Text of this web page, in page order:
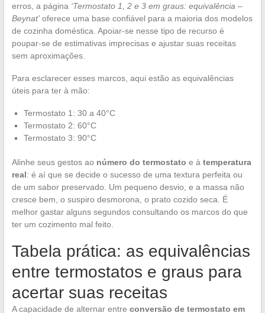
erros, a página ‘Termostato 1, 2 e 3 em graus: equivalência –
Beynat’oferece uma base confiável para a maioria dos modelos
de cozinha doméstica. Apoiar-se nesse tipo de recurso é
poupar-se de estimativas imprecisas e ajustar suas receitas
sem aproximações.
Para esclarecer esses marcos, aqui estão as equivalências
úteis para ter à mão:
Termostato 1: 30 a 40°C
Termostato 2: 60°C
Termostato 3: 90°C
Alinhe seus gestos ao número do termostato e à temperatura
real: é aí que se decide o sucesso de uma textura perfeita ou
de um sabor preservado. Um pequeno desvio, e a massa não
cresce bem, o suspiro desmorona, o prato cozido seca. É
melhor gastar alguns segundos consultando os marcos do que
ter um cozimento mal feito.
Tabela prática: as equivalências
entre termostatos e graus para
acertar suas receitas
A capacidade de alternar entre conversão de termostato em